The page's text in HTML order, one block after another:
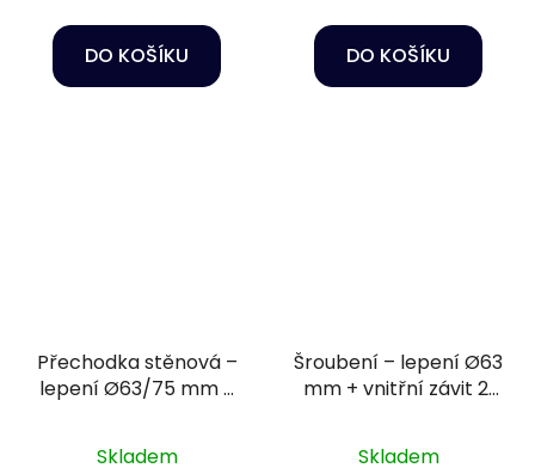
DO KOŠÍKU DO KOŠÍKU
Přechodka stěnová –
lepení Ø63/75 mm +
Skladem
Šroubení – lepení Ø63
mm + vnitřní závit 2"
Skladem